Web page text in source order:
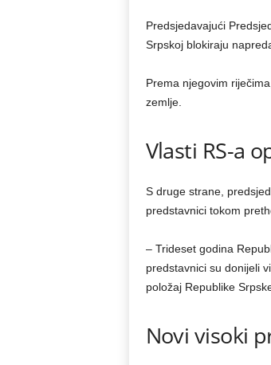
Predsjedavajući
Srpskoj blokiraju
Prema njegovim
zemlje.
Vlasti RS-a
S druge strane,
predstavnici tokom
– Trideset godina
predstavnici su donijeli
položaj Republike
Novi visoki